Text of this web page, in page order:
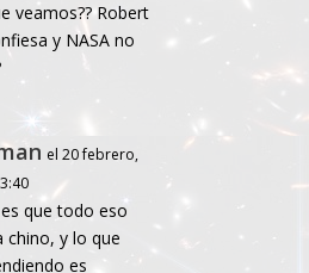
veamos?? Robert
y NASA no
el 20 febrero,
que todo eso
chino, y lo que
es